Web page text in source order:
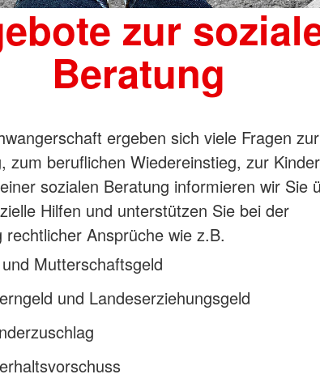
zur
Beratung
ergeben sich viele Fragen
zum beruflichen Wiedereinstieg, zur
sozialen Beratung informieren wir Sie
Hilfen und unterstützen Sie bei der
rechtlicher Ansprüche wie z.B.
Mutterschaftsgeld
und Landeserziehungsgeld